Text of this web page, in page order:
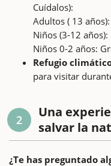
Cuídalos):
Adultos ( 13
Niños (3-12
Niños 0-2 años:
Refugio
para visitar
2
Una
salvar la
¿Te has preguntado